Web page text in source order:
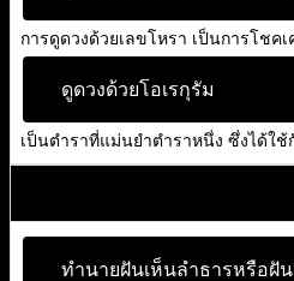
การดูดวงด้วยเลขโหรา เป็นการโชค
ดูดวงด้วยโอเรกุรัม
เป็นตำราที่แม่นยำตำราหนึ่ง ซึ่งได้ใ
ทำนายฝันเห็นลำธารหรือฝั